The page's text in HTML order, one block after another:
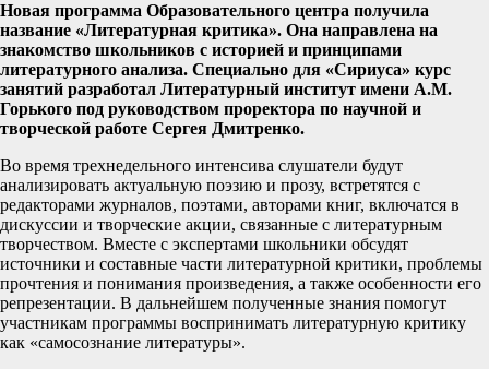
Новая программа Образовательного центра получила
название «Литературная критика». Она направлена на
знакомство школьников с историей и принципами
литературного анализа. Специально для «Сириуса» курс
занятий разработал Литературный институт имени А.М.
Горького под руководством проректора по научной и
творческой работе Сергея Дмитренко.
Во время трехнедельного интенсива слушатели будут
анализировать актуальную поэзию и прозу, встретятся с
редакторами журналов, поэтами, авторами книг, включатся в
дискуссии и творческие акции, связанные с литературным
творчеством. Вместе с экспертами школьники обсудят
источники и составные части литературной критики, проблемы
прочтения и понимания произведения, а также особенности его
репрезентации. В дальнейшем полученные знания помогут
участникам программы воспринимать литературную критику
как «самосознание литературы».